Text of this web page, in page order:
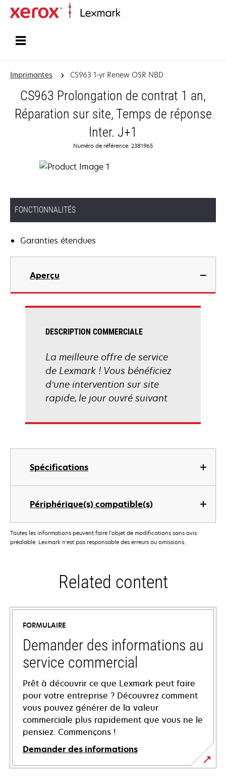
Imprimantes CS963 1-yr Renew OSR NBD
CS963 Prolongation de contrat 1 an,
Réparation sur site, Temps de réponse
Inter. J+1
Numéro de référence: 2381965
FONCTIONNALITÉS
Garanties étendues
Aperçu
Spécifications
Périphérique(s) compatible(s)
DESCRIPTION COMMERCIALE
La meilleure offre de service
de Lexmark ! Vous bénéficiez
d’une intervention sur site
rapide, le jour ouvré suivant
Toutes les informations peuvent faire l'objet de modifications sans avis
préalable. Lexmark n'est pas responsable des erreurs ou omissions.
Related content
FORMULAIRE
Demander des informations au
service commercial
Prêt à découvrir ce que Lexmark peut faire
pour votre entreprise ? Découvrez comment
vous pouvez générer de la valeur
commerciale plus rapidement que vous ne le
pensiez. Commençons !
Demander des informations